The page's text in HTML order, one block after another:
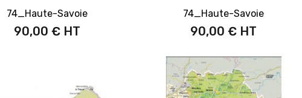
74_Haute-Savoie
90,00 €
74_Haute-Savoie
90,00 €